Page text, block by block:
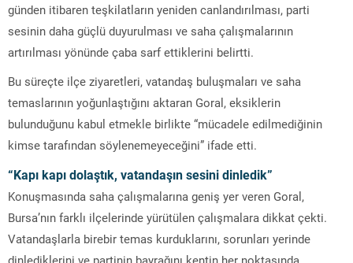
günden itibaren teşkilatların yeniden canlandırılması, parti
sesinin daha güçlü duyurulması ve saha çalışmalarının
artırılması yönünde çaba sarf ettiklerini belirtti.
Bu süreçte ilçe ziyaretleri, vatandaş buluşmaları ve saha
temaslarının yoğunlaştığını aktaran Goral, eksiklerin
bulunduğunu kabul etmekle birlikte “mücadele edilmediğinin
kimse tarafından söylenemeyeceğini” ifade etti.
“Kapı kapı dolaştık, vatandaşın sesini dinledik”
Konuşmasında saha çalışmalarına geniş yer veren Goral,
Bursa’nın farklı ilçelerinde yürütülen çalışmalara dikkat çekti.
Vatandaşlarla birebir temas kurduklarını, sorunları yerinde
dinlediklerini ve partinin bayrağını kentin her noktasında